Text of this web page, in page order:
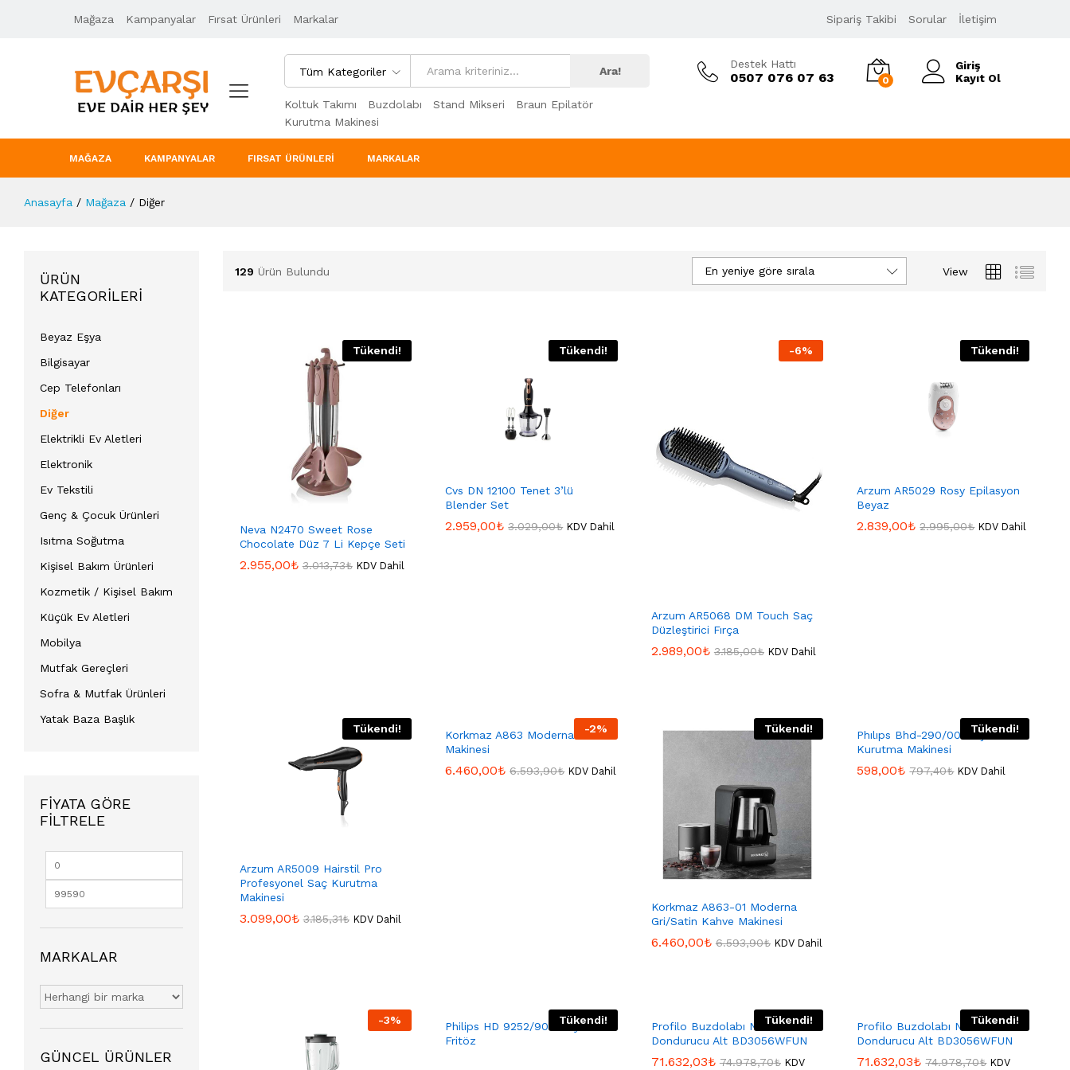
Mağaza Kampanyalar Fırsat Ürünleri Markalar Sipariş Takibi Sorular İletişim
Tüm Kategoriler Ara!
Koltuk Takımı Buzdolabı Stand Mikseri
Braun Epilatör
Kurutma Makinesi
Destek Hattı
0507 076 07 63 0
Giriş
Kayıt Ol
MAĞAZA KAMPANYALAR FIRSAT ÜRÜNLERI MARKALAR
Anasayfa / Mağaza / Diğer
129 Ürün Bulundu View
En yeniye göre sırala
Tükendi!
Neva N2470 Sweet Rose
Chocolate Düz 7 Li Kepçe Seti
2.955,00₺ 3.013,73₺ KDV Dahil
2.955,00₺ 3.013,73₺
Tükendi!
Cvs DN 12100 Tenet 3’lü
Blender Set
2.959,00₺ 3.029,00₺ KDV Dahil
2.959,00₺ 3.029,00₺
-6%
Arzum AR5068 DM Touch Saç
Düzleştirici Fırça
2.989,00₺ 3.185,00₺ KDV Dahil
2.989,00₺ 3.185,00₺
Tükendi!
Arzum AR5029 Rosy Epilasyon
Beyaz
2.839,00₺ 2.995,00₺ KDV Dahil
2.839,00₺ 2.995,00₺
Tükendi!
Arzum AR5009 Hairstil Pro
Profesyonel Saç Kurutma
Makinesi
3.099,00₺ 3.185,31₺ KDV Dahil
3.099,00₺ 3.185,31₺
-2%
Korkmaz A863 Moderna Kahve
Makinesi
6.460,00₺ 6.593,90₺ KDV Dahil
6.460,00₺ 6.593,90₺
Tükendi!
Korkmaz A863-01 Moderna
Gri/Satin Kahve Makinesi
6.460,00₺ 6.593,90₺ KDV Dahil
6.460,00₺ 6.593,90₺
Tükendi!
Phılıps Bhd-290/00 Saç
Kurutma Makinesi
598,00₺ 797,40₺ KDV Dahil
598,00₺ 797,40₺
-3% Tükendi!
Philips HD 9252/90 Airfryer
Fritöz
Tükendi!
Profilo Buzdolabı Nofrost Derin
Dondurucu Alt BD3056WFUN
71.632,03₺ 74.978,70₺ KDV
71.632,03₺ 74.978,70₺
Tükendi!
Profilo Buzdolabı Nofrost Derin
Dondurucu Alt BD3056WFUN
71.632,03₺ 74.978,70₺ KDV
71.632,03₺ 74.978,70₺
ÜRÜN
KATEGORILERI
Beyaz Eşya
Bilgisayar
Cep Telefonları
Diğer
Elektrikli Ev Aletleri
Elektronik
Ev Tekstili
Genç & Çocuk Ürünleri
Isıtma Soğutma
Kişisel Bakım Ürünleri
Kozmetik / Kişisel Bakım
Küçük Ev Aletleri
Mobilya
Mutfak Gereçleri
Sofra & Mutfak Ürünleri
Yatak Baza Başlık
FIYATA GÖRE
FILTRELE
MARKALAR
GÜNCEL ÜRÜNLER